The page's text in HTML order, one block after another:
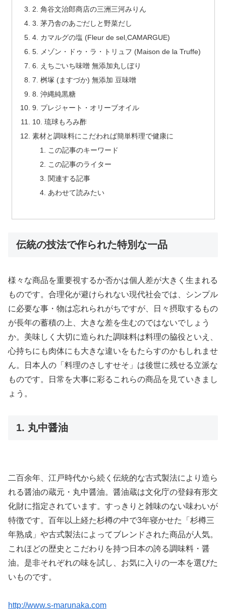
2. 角谷文治郎商店の三洲三河みりん
3. 茅乃舎のあごだしと野菜だし
4. カマルグの塩 (Fleur de sel,CAMARGUE)
5. メゾン・ドゥ・ラ・トリュフ (Maison de la Truffe)
6. えちごいち味噌 無添加丸しぼり
7. 桝塚 (ますづか) 無添加 豆味噌
8. 沖縄純黒糖
9. プレジャート・オリーブオイル
10. 琉球もろみ酢
素材と調味料にこだわれば簡単料理で健康に
この記事のキーワード
この記事のライター
関連する記事
あわせて読みたい
伝統の技法で作られた特別な一品
様々な商品を重要視するか否かは個人差が大きく生まれる
ものです。合理化が避けられない現代社会では、シンプル
に必要な事・物は忘れられがちですが、日々摂取するもの
が長年の蓄積の上、大きな差を生むのではないでしょう
か。美味しく大切に造られた調味料は料理の脇役といえ、
心持ちにも肉体にも大きな違いをもたらすのかもしれませ
ん。日本人の「料理のさしすせそ」は後世に残せる立派な
ものです。日常を大事に彩るこれらの商品を見ていきまし
ょう。
1. 丸中醤油
二百余年、江戸時代から続く伝統的な古式製法により造ら
れる醤油の蔵元・丸中醤油。醤油蔵は文化庁の登録有形文
化財に指定されています。すっきりと雑味のない味わいが
特徴です。百年以上経た杉樽の中で3年寝かせた「杉樽三
年熟成」や古式製法によってブレンドされた商品が人気。
これほどの歴史とこだわりを持つ日本の誇る調味料・醤
油。是非それぞれの味を試し、お気に入りの一本を選びた
いものです。
http://www.s-marunaka.com